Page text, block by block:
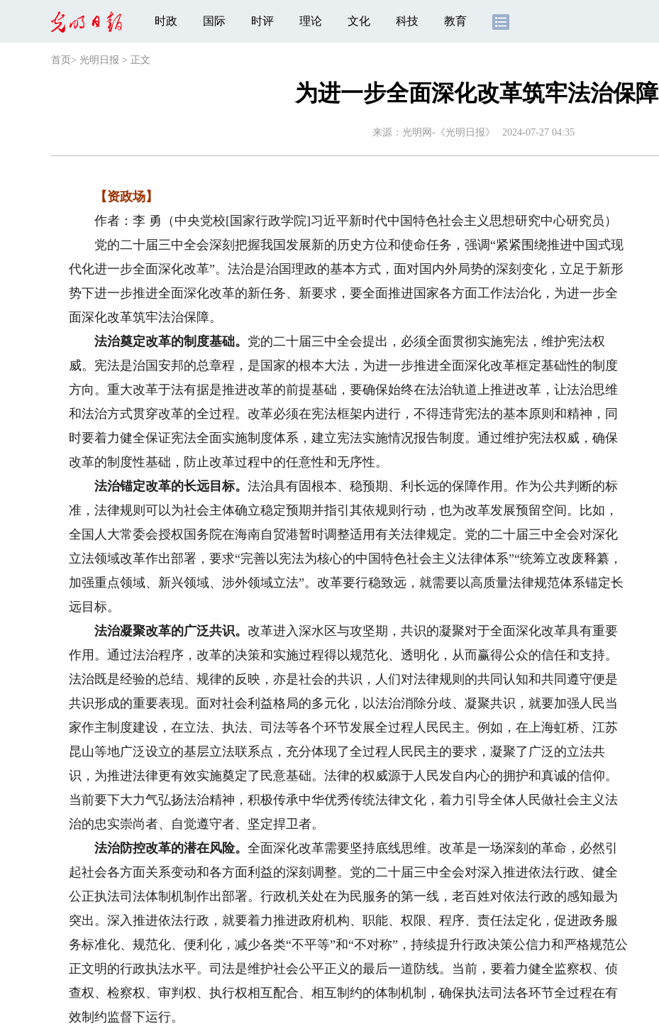
时政 国际 时评 理论 文化 科技 教育
首页 > 光明日报 > 正文
为进一步全面深化改革筑牢法治保障
来源： 光明网-《光明日报》 2024-07-27 04:35
【资政场】
作者：李 勇（中央党校[国家行政学院]习近平新时代中国特色社会主义思想研究中心研究员）
党的二十届三中全会深刻把握我国发展新的历史方位和使命任务，强调“紧紧围绕推进中国式现
代化进一步全面深化改革”。法治是治国理政的基本方式，面对国内外局势的深刻变化，立足于新形
势下进一步推进全面深化改革的新任务、新要求，要全面推进国家各方面工作法治化，为进一步全
面深化改革筑牢法治保障。
法治奠定改革的制度基础。 党的二十届三中全会提出，必须全面贯彻实施宪法，维护宪法权
威。宪法是治国安邦的总章程，是国家的根本大法，为进一步推进全面深化改革框定基础性的制度
方向。重大改革于法有据是推进改革的前提基础，要确保始终在法治轨道上推进改革，让法治思维
和法治方式贯穿改革的全过程。改革必须在宪法框架内进行，不得违背宪法的基本原则和精神，同
时要着力健全保证宪法全面实施制度体系，建立宪法实施情况报告制度。通过维护宪法权威，确保
改革的制度性基础，防止改革过程中的任意性和无序性。
法治锚定改革的长远目标。法治具有固根本、稳预期、利长远的保障作用。作为公共判断的标
准，法律规则可以为社会主体确立稳定预期并指引其依规则行动，也为改革发展预留空间。比如，
全国人大常委会授权国务院在海南自贸港暂时调整适用有关法律规定。党的二十届三中全会对深化
立法领域改革作出部署，要求“完善以宪法为核心的中国特色社会主义法律体系”“统筹立改废释纂，
加强重点领域、新兴领域、涉外领域立法”。改革要行稳致远，就需要以高质量法律规范体系锚定长
远目标。
法治凝聚改革的广泛共识。改革进入深水区与攻坚期，共识的凝聚对于全面深化改革具有重要
作用。通过法治程序，改革的决策和实施过程得以规范化、透明化，从而赢得公众的信任和支持。
法治既是经验的总结、规律的反映，亦是社会的共识，人们对法律规则的共同认知和共同遵守便是
共识形成的重要表现。面对社会利益格局的多元化，以法治消除分歧、凝聚共识，就要加强人民当
家作主制度建设，在立法、执法、司法等各个环节发展全过程人民民主。例如，在上海虹桥、江苏
昆山等地广泛设立的基层立法联系点，充分体现了全过程人民民主的要求，凝聚了广泛的立法共
识，为推进法律更有效实施奠定了民意基础。法律的权威源于人民发自内心的拥护和真诚的信仰。
当前要下大力气弘扬法治精神，积极传承中华优秀传统法律文化，着力引导全体人民做社会主义法
治的忠实崇尚者、自觉遵守者、坚定捍卫者。
法治防控改革的潜在风险。全面深化改革需要坚持底线思维。改革是一场深刻的革命，必然引
起社会各方面关系变动和各方面利益的深刻调整。党的二十届三中全会对深入推进依法行政、健全
公正执法司法体制机制作出部署。行政机关处在为民服务的第一线，老百姓对依法行政的感知最为
突出。深入推进依法行政，就要着力推进政府机构、职能、权限、程序、责任法定化，促进政务服
务标准化、规范化、便利化，减少各类“不平等”和“不对称”，持续提升行政决策公信力和严格规范公
正文明的行政执法水平。司法是维护社会公平正义的最后一道防线。当前，要着力健全监察权、侦
查权、检察权、审判权、执行权相互配合、相互制约的体制机制，确保执法司法各环节全过程在有
效制约监督下运行。